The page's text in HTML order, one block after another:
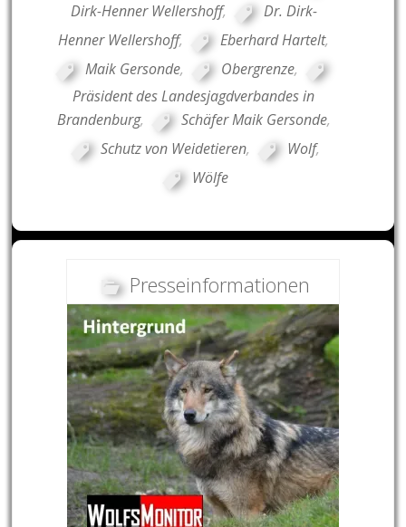
Dirk-Henner Wellershoff,
Dr. Dirk-
Henner Wellershoff, Eberhard Hartelt,
Maik Gersonde, Obergrenze,
Präsident des Landesjagdverbandes in
Brandenburg, Schäfer Maik Gersonde,
Schutz von Weidetieren, Wolf,
Wölfe
Presseinformationen